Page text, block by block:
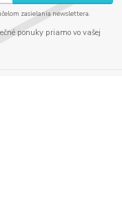
zasielania newslettera.
ponuky priamo vo vašej